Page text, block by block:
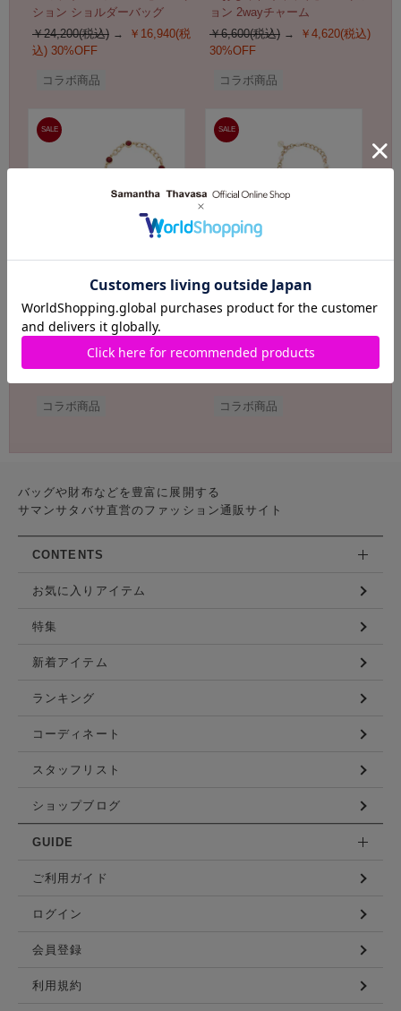
ション ショルダーバッグ
￥24,200(税込)
￥16,940(税
込) 30%OFF
コラボ商品
ョン 2wayチャーム
￥6,600(税込)
￥4,620(税込)
30%OFF
コラボ商品
SALE
Samantha Thavasa
「ミッキー＆フレンズ」コレク
ション 2wayチャーム
￥6,600(税込)
￥4,620(税込)
コラボ商品
SALE
Samantha Thavasa
チャーム
￥6,600(税込)
￥4,620(税込)
コラボ商品
バッグや財布などを豊富に展開する
サマンサタバサ直営のファッション通販サイト
CONTENTS
お気に入りアイテム
特集
新着アイテム
ランキング
コーディネート
スタッフリスト
ショップブログ
GUIDE
ご利用ガイド
ログイン
会員登録
利用規約